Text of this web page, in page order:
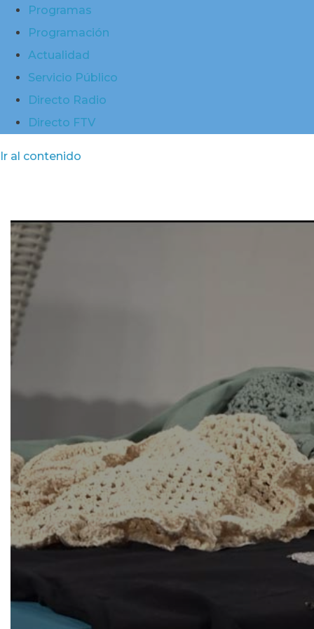
Programas
Programación
Actualidad
Servicio Público
Directo Radio
Directo FTV
Ir al contenido